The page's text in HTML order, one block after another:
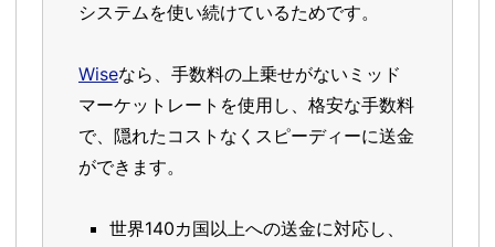
システムを使い続けているためです。
Wiseなら、手数料の上乗せがないミッド
マーケットレートを使用し、格安な手数料
で、隠れたコストなくスピーディーに送金
ができます。
世界140カ国以上への送金に対応し、